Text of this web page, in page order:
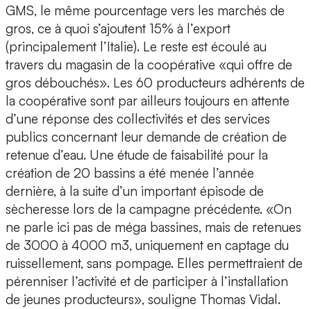
GMS, le même pourcentage vers les marchés de
gros, ce à quoi s’ajoutent 15% à l’export
(principalement l’Italie). Le reste est écoulé au
travers du magasin de la coopérative «qui offre de
gros débouchés». Les 60 producteurs adhérents de
la coopérative sont par ailleurs toujours en attente
d’une réponse des collectivités et des services
publics concernant leur demande de création de
retenue d’eau. Une étude de faisabilité pour la
création de 20 bassins a été menée l’année
dernière, à la suite d’un important épisode de
sècheresse lors de la campagne précédente. «On
ne parle ici pas de méga bassines, mais de retenues
de 3000 à 4000 m3, uniquement en captage du
ruissellement, sans pompage. Elles permettraient de
pérenniser l’activité et de participer à l’installation
de jeunes producteurs», souligne Thomas Vidal.